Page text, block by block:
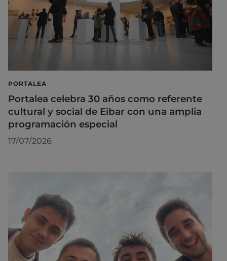
PORTALEA
Portalea celebra 30 años como referente
cultural y social de Eibar con una amplia
programación especial
17/07/2026